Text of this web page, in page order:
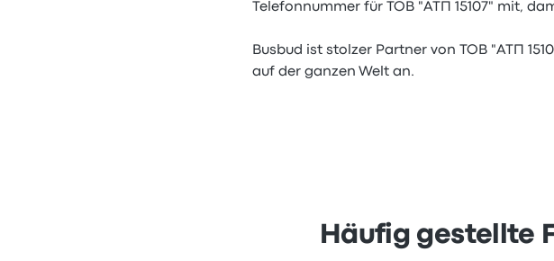
Telefonnummer für ТОВ "АТП 15107" mit,
Busbud ist stolzer Partner von ТОВ "АТП
auf der ganzen Welt an.
Häufig gestellte